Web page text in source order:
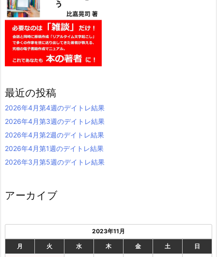
最近の投稿
2026年4月第4週のデイトレ結果
2026年4月第3週のデイトレ結果
2026年4月第2週のデイトレ結果
2026年4月第1週のデイトレ結果
2026年3月第5週のデイトレ結果
アーカイブ
2023年11月
月 火 水 木 金 土 日